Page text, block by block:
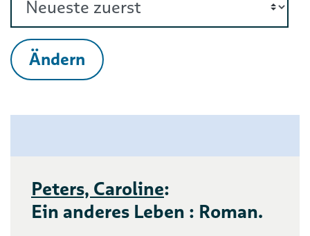
Ändern
Peters, Caroline:
Ein anderes Leben : Roman.